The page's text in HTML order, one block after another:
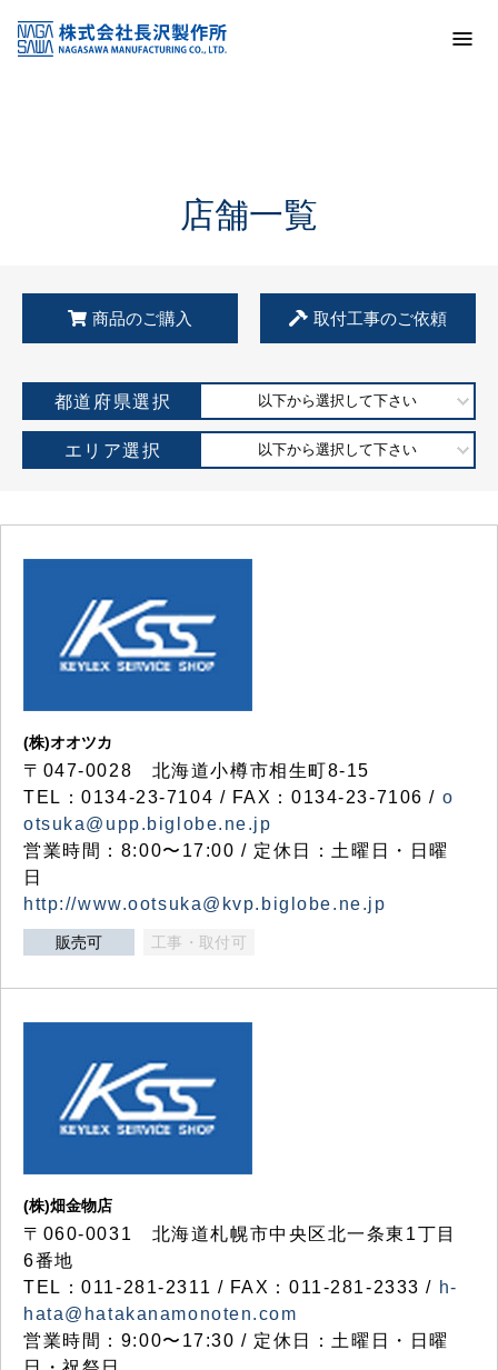
KSS加盟店・取扱店情報
店舗一覧
店舗一覧
商品のご購入 取付工事のご依頼
都道府県選択 以下から選択して下さい
エリア選択 以下から選択して下さい
(株)オオツカ
〒047-0028 北海道小樽市相生町8-15
TEL：0134-23-7104 / FAX：0134-23-7106 / o
otsuka@upp.biglobe.ne.jp
営業時間：8:00〜17:00 / 定休日：土曜日・日曜
日
http://www.ootsuka@kvp.biglobe.ne.jp
販売可 工事・取付可
(株)畑金物店
〒060-0031 北海道札幌市中央区北一条東1丁目
6番地
TEL：011-281-2311 / FAX：011-281-2333 / h-
hata@hatakanamonoten.com
営業時間：9:00〜17:30 / 定休日：土曜日・日曜